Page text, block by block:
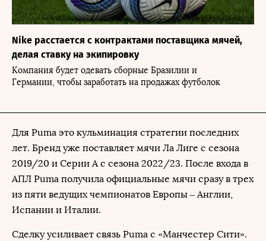
Nike расстается с контрактами поставщика мячей,
делая ставку на экипировку
Компания будет одевать сборные Бразилии и
Германии, чтобы заработать на продажах футболок
Для Puma это кульминация стратегии последних
лет. Бренд уже поставляет мячи Ла Лиге с сезона
2019/20 и Серии A с сезона 2022/23. После входа в
АПЛ Puma получила официальные мячи сразу в трех
из пяти ведущих чемпионатов Европы – Англии,
Испании и Италии.
Сделку усиливает связь Puma с «Манчестер Сити».